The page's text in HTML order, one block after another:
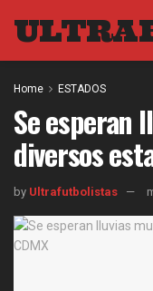
Home ESTADOS
Se esperan
diversos
by Ultrafutbolistas